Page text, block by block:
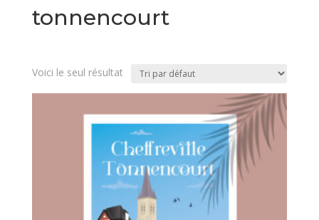
tonnencourt
Voici le seul résultat